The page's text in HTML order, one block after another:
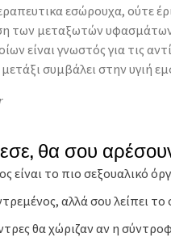
εσώρουχα, ούτε
των μεταξωτών
είναι γνωστός για τις
συμβάλει στην υγιή
θα σου
είναι το πιο σεξουαλικό
αλλά σου λείπει
θα χώριζαν αν η